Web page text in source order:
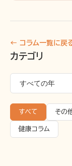
← コラム一覧に戻
カテゴリ
すべて その
健康コラム